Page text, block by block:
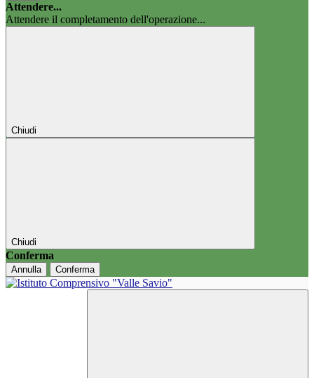
Attendere...
Attendere il completamento dell'operazione...
Chiudi
Chiudi
Conferma
Annulla Conferma